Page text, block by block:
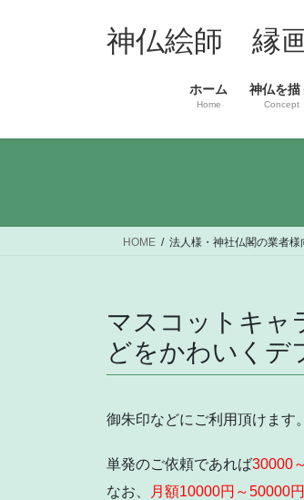
ス
ン
神仏絵師 縁
ホーム
Home
神仏を描
Concept
HOME 法人様・神社仏閣の業者様
マスコットキャ
どをかわいくデ
御朱印などにご利用頂けます。
単発のご依頼であれば30000
なお、
月額10000円～50000円